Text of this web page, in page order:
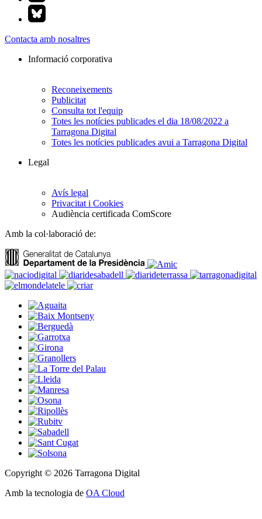
Contacta amb nosaltres
Informació corporativa
Reconeixements
Publicitat
Consulta tot l'equip
Totes les notícies publicades el dia 18/08/2022 a
Tarragona Digital
Totes les notícies publicades avui a Tarragona Digital
Legal
Avís legal
Privacitat i Cookies
Audiència certificada ComScore
Amb la col·laboració de:
Copyright © 2026 Tarragona Digital
Amb la tecnologia de OA Cloud